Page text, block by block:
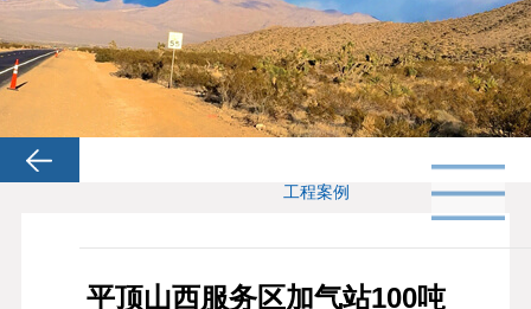
工程案例
平顶山西服务区加气站100吨